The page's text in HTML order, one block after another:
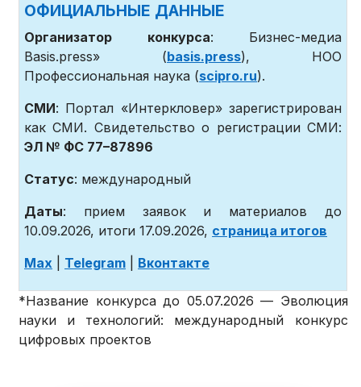
ОФИЦИАЛЬНЫЕ ДАННЫЕ
Организатор конкурса: Бизнес-медиа
Basis.press» (basis.press), НОО
Профессиональная наука (scipro.ru).
СМИ: Портал «Интеркловер» зарегистрирован
как СМИ. Свидетельство о регистрации СМИ:
ЭЛ № ФС 77–87896
Статус: международный
Даты: прием заявок и материалов до
10.09.2026, итоги 17.09.2026, страница итогов
Max
Telegram Вконтакте
*Название конкурса до 05.07.2026 — Эволюция
науки и технологий: международный конкурс
цифровых проектов